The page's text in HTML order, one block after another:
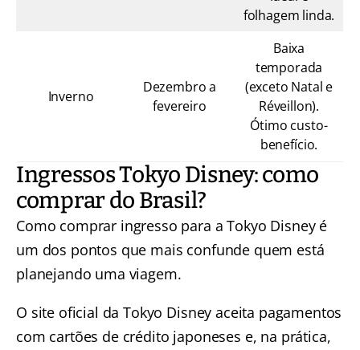
folhagem linda.
Inverno
Dezembro a
fevereiro
Baixa
temporada
(exceto Natal e
Réveillon).
Ótimo custo-
benefício.
Ingressos Tokyo Disney: como
comprar do Brasil?
Como comprar ingresso para a Tokyo Disney é
um dos pontos que mais confunde quem está
planejando uma viagem.
O site oficial da Tokyo Disney aceita pagamentos
com cartões de crédito japoneses e, na prática,